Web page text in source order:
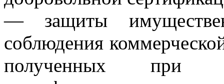
— защиты
соблюдения
полученных при